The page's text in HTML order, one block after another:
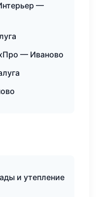
—
— Иваново
и утепление